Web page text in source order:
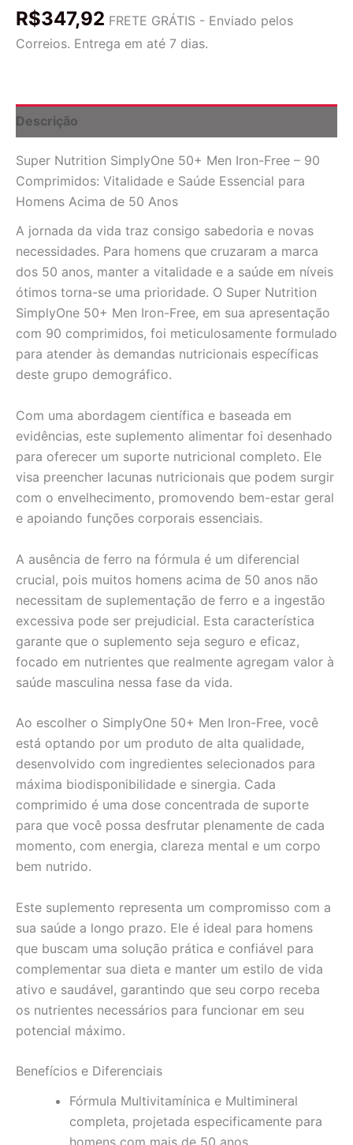
50+
Iron-
Comprimidos:
Vitalidade
Saúde
para
Homens
Acima
de
50
Anos
quantidade
R$347,92 FRETE GRÁTIS - Enviado pelos
Correios. Entrega em até 7 dias.
Descrição
Super Nutrition SimplyOne 50+ Men Iron-Free – 90
Comprimidos: Vitalidade e Saúde Essencial para
Homens Acima de 50 Anos
A jornada da vida traz consigo sabedoria e novas
necessidades. Para homens que cruzaram a marca
dos 50 anos, manter a vitalidade e a saúde em níveis
ótimos torna-se uma prioridade. O Super Nutrition
SimplyOne 50+ Men Iron-Free, em sua apresentação
com 90 comprimidos, foi meticulosamente formulado
para atender às demandas nutricionais específicas
deste grupo demográfico.
Com uma abordagem científica e baseada em
evidências, este suplemento alimentar foi desenhado
para oferecer um suporte nutricional completo. Ele
visa preencher lacunas nutricionais que podem surgir
com o envelhecimento, promovendo bem-estar geral
e apoiando funções corporais essenciais.
A ausência de ferro na fórmula é um diferencial
crucial, pois muitos homens acima de 50 anos não
necessitam de suplementação de ferro e a ingestão
excessiva pode ser prejudicial. Esta característica
garante que o suplemento seja seguro e eficaz,
focado em nutrientes que realmente agregam valor à
saúde masculina nessa fase da vida.
Ao escolher o SimplyOne 50+ Men Iron-Free, você
está optando por um produto de alta qualidade,
desenvolvido com ingredientes selecionados para
máxima biodisponibilidade e sinergia. Cada
comprimido é uma dose concentrada de suporte
para que você possa desfrutar plenamente de cada
momento, com energia, clareza mental e um corpo
bem nutrido.
Este suplemento representa um compromisso com a
sua saúde a longo prazo. Ele é ideal para homens
que buscam uma solução prática e confiável para
complementar sua dieta e manter um estilo de vida
ativo e saudável, garantindo que seu corpo receba
os nutrientes necessários para funcionar em seu
potencial máximo.
Benefícios e Diferenciais
Fórmula Multivitamínica e Multimineral
completa, projetada especificamente para
homens com mais de 50 anos.